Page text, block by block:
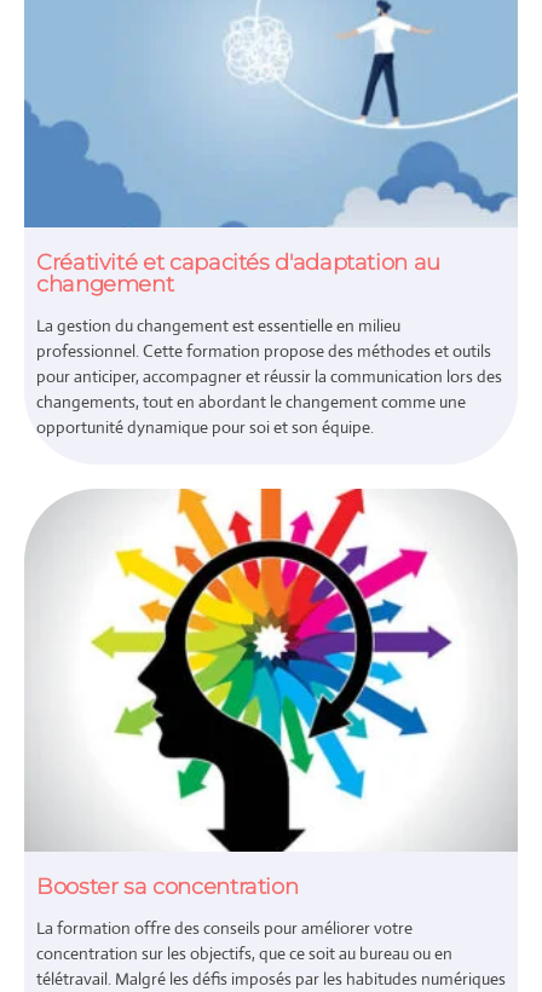
Créativité et capacités d'adaptation au
changement
La gestion du changement est essentielle en milieu
professionnel. Cette formation propose des méthodes et outils
pour anticiper, accompagner et réussir la communication lors des
changements, tout en abordant le changement comme une
opportunité dynamique pour soi et son équipe.
Booster sa concentration
La formation offre des conseils pour améliorer votre
concentration sur les objectifs, que ce soit au bureau ou en
télétravail. Malgré les défis imposés par les habitudes numériques